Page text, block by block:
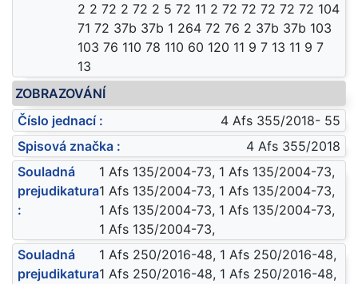
2 2 72 2 72 2 5 72 11 2 72 72 72 72 72 104
71 72 37b 37b 1 264 72 76 2 37b 37b 103
103 76 110 78 110 60 120 11 9 7 13 11 9 7
13
ZOBRAZOVÁNÍ
Číslo jednací :
4 Afs 355/2018- 55
Spisová značka :
4 Afs 355/2018
Souladná
prejudikatura
:
1 Afs 135/2004-73, 1 Afs 135/2004-73,
1 Afs 135/2004-73, 1 Afs 135/2004-73,
1 Afs 135/2004-73, 1 Afs 135/2004-73,
1 Afs 135/2004-73,
Souladná
prejudikatura
1 Afs 250/2016-48, 1 Afs 250/2016-48,
1 Afs 250/2016-48, 1 Afs 250/2016-48,